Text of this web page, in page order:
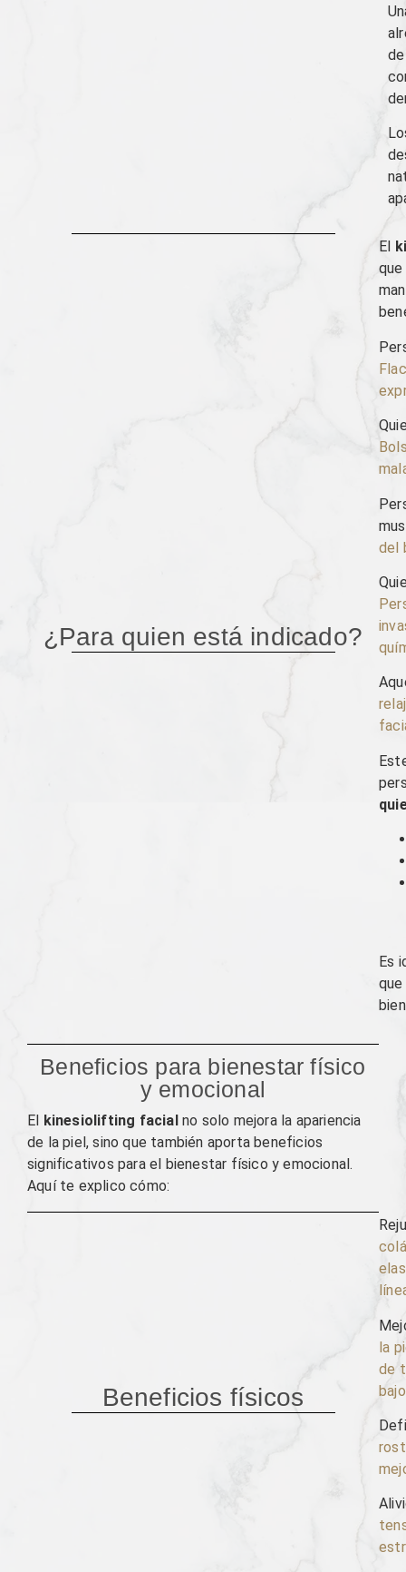
¿Para quien está indicado?
El
del
Es
Beneficios para bienestar físico
y emocional
El kinesiolifting facialno solo mejora la apariencia
de la piel, sino que también aporta beneficios
significativos para el bienestar físico y emocional.
Aquí te explico cómo:
Beneficios físicos
la
de